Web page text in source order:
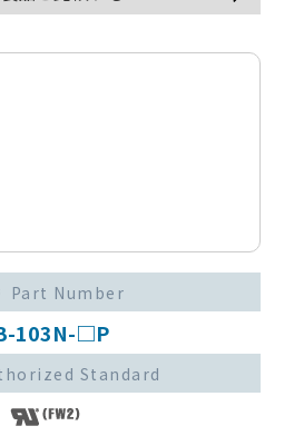
Part Number
103N-□P
Standard